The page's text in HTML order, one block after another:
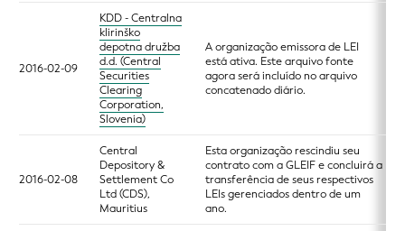
2016-02-09
KDD - Centralna
klirinško
depotna družba
d.d. (Central
Securities
Clearing
Corporation,
Slovenia)
A organização emissora de LEI
está ativa. Este arquivo fonte
agora será incluído no arquivo
concatenado diário.
2016-02-08
Central
Depository &
Settlement Co
Ltd (CDS),
Mauritius
Esta organização rescindiu seu
contrato com a GLEIF e concluirá a
transferência de seus respectivos
LEIs gerenciados dentro de um
ano.